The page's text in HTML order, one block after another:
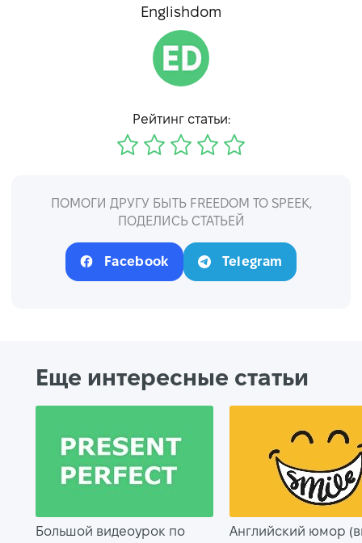
Englishdom
Рейтинг статьи:
ПОМОГИ ДРУГУ БЫТЬ FREEDOM TO SPEEK,
ПОДЕЛИСЬ СТАТЬЕЙ
Facebook Telegram
Еще интересные статьи
Большой видеоурок по Английский юмор